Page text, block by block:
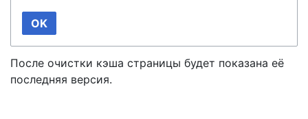
OK
После очистки кэша страницы будет показана её
последняя версия.